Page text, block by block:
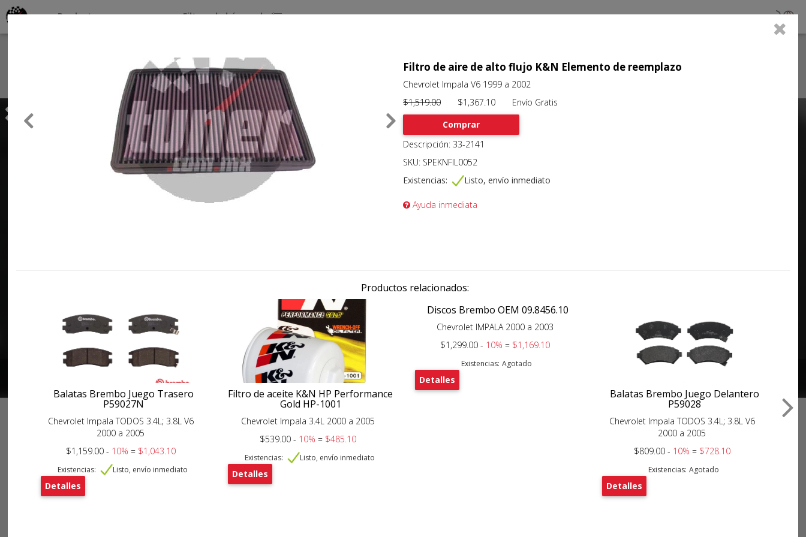
Clients
Productos por marcas Filtros de búsqueda 0
Filtro de aire de alto flujo K&N Elemento de reemplazo
Chevrolet Impala V6 1999 a 2002
$1,519.00$1,367.10 Envío Gratis
Comprar
Descripción: 33-2141
SKU: SPEKNFIL0052
Existencias:
Listo, envío inmediato
Ayuda inmediata
Productos relacionados:
Balatas Brembo Juego Trasero
P59027N
Chevrolet Impala TODOS 3.4L; 3.8L V6
2000 a 2005
$1,159.00 - 10% = $1,043.10
Existencias: Listo, envío inmediato
Detalles
Filtro de aceite K&N HP Performance
Gold HP-1001
Chevrolet Impala 3.4L 2000 a 2005
$539.00 - 10% = $485.10
Existencias: Listo, envío inmediato
Detalles
Discos Brembo OEM 09.8456.10
Chevrolet IMPALA 2000 a 2003
$1,299.00 - 10% = $1,169.10
Existencias: Agotado
Detalles
Balatas Brembo Juego Delantero
P59028
Chevrolet Impala TODOS 3.4L; 3.8L V6
2000 a 2005
$809.00 - 10% = $728.10
Existencias: Agotado
Detalles